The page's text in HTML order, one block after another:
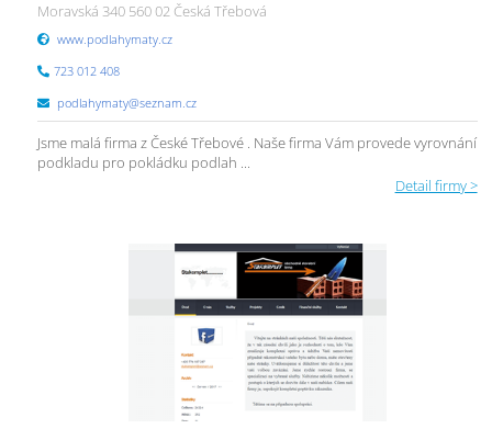
Moravská 340 560 02 Česká Třebová
www.podlahymaty.cz
723 012 408
podlahymaty@seznam.cz
Jsme malá firma z České Třebové . Naše firma Vám provede vyrovnání
podkladu pro pokládku podlah ...
Detail firmy >